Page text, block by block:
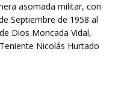
asomada militar, con
Septiembre de 1958 al
Dios Moncada Vidal,
Nicolás Hurtado